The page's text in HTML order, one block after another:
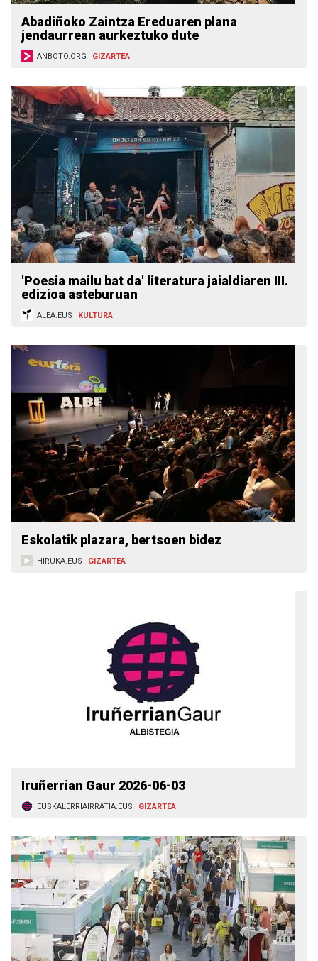
Abadiñoko Zaintza Ereduaren plana
jendaurrean aurkeztuko dute
ANBOTO.ORG GIZARTEA
'Poesia mailu bat da' literatura jaialdiaren III.
edizioa asteburuan
ALEA.EUS KULTURA
Eskolatik plazara, bertsoen bidez
HIRUKA.EUS GIZARTEA
Iruñerrian Gaur 2026-06-03
EUSKALERRIAIRRATIA.EUS GIZARTEA